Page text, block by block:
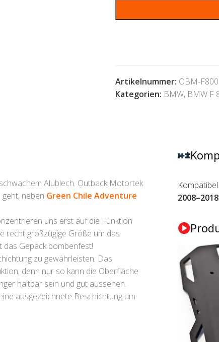
Artikelnummer: OBM-
Kategorien: BMW, BMW F
Alublech. Outback Motortek
neben Green Chile Adventure
uns erst auf die Funktion
recht großzügige Größe um das
das Gepäck bombenfest!
zu gewährleisten. Das
denn nur so kann die Oberfläche
haltbar sein und gut aussehen.
ausgezeichnete Beschichtung um
2008–2018